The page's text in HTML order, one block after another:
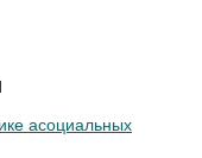
асоциальных